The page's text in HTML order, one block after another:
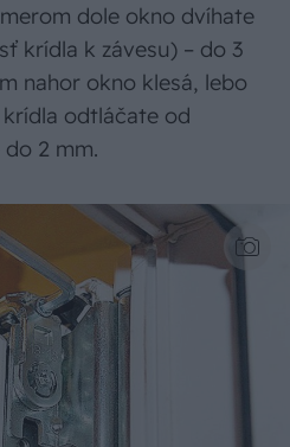
dole okno dvíhate
krídla k závesu) – do 3
nahor okno klesá, lebo
odtláčate od
2 mm.